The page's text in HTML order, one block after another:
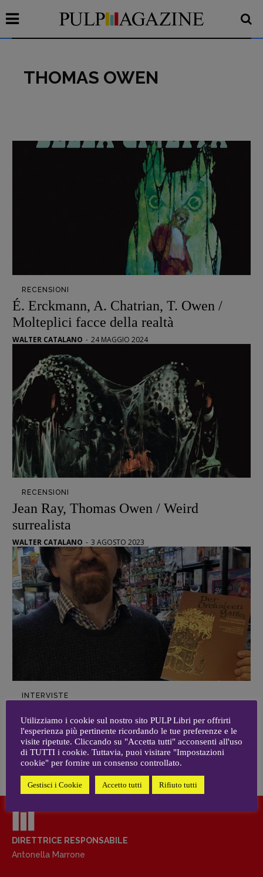
Primo Piano
Opera prima
DOSSIER
12 dicembre
Blade Runner 40
Editoria
Intelligenza Artificiale
Maestri sommersi
Pasolini 1922-2022
Psichedelia
Scienza
Stranimondi
Tornare a Ballard
Valerio Evangelisti
Vampirismi
Zong!
DIRETTRICE RESPONSABILE
Antonella Marrone
REDAZIONE
Walter Catalano Giuseppe Costigliola,
Roberto Derobertis Elio
Tania Tonin
CONTATTI
recensioni:
Elio Grasso [eliovoyager@gmail.com]
Coordinamento Primo Piano:
Elisabetta Michielin
[michielin.elisabetta@gmail.com]
Coordinamento News in breve:
Coordinamento Fumetti:
Fabio Malagnini
[fabio.malagnini@gmail.
THOMAS OWEN
RECENSIONI
É. Erckmann, A. Chatrian, T. Owen /
Molteplici facce della realtà
WALTER CATALANO - 24 MAGGIO 2024
RECENSIONI
Jean Ray, Thomas Owen / Weird
surrealista
WALTER CATALANO - 3 AGOSTO 2023
INTERVISTE
Vaccaro
WALTER CATALANO - 16 MAGGIO 2020
DIRETTRICE RESPONSABILE
Antonella Marrone
Utilizziamo i cookie sul nostro sito PULP Libri per offrirti
l'esperienza più pertinente ricordando le tue preferenze e le
visite ripetute. Cliccando su "Accetta tutti" acconsenti all'uso
di TUTTI i cookie. Tuttavia, puoi visitare "Impostazioni
cookie" per fornire un consenso controllato.
Gestisci i Cookie Accetto tutti Rifiuto tutti